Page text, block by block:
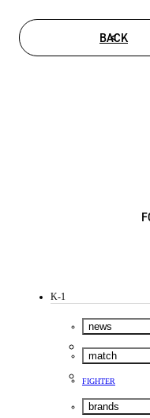
BACK
K-1
news
match
FIGHTER
brands